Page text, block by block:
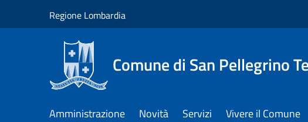
Regione Lombardia
Comune di San Pellegrino
Amministrazione Novità Servizi Vivere il Comune